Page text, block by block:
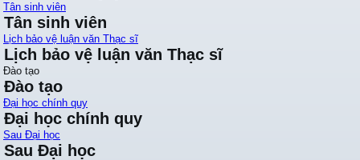
Tân sinh viên
Tân sinh viên
Lịch bảo vệ luận văn Thạc sĩ
Lịch bảo vệ luận văn Thạc sĩ
Đào tạo
Đào tạo
Đại học chính quy
Đại học chính quy
Sau Đại học
Sau Đại học